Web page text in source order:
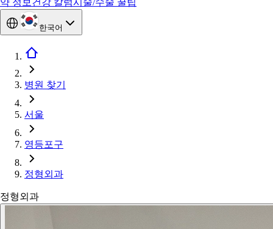
약 정보 건강 칼럼시술/수술 꿀팁
한국어
병원 찾기
서울
영등포구
정형외과
정형외과